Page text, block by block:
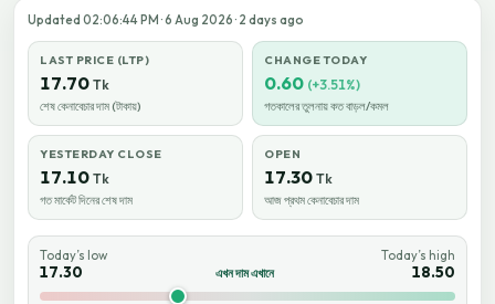
Updated 02:06:44 PM · 6 Aug 2026 · 2 days ago
LAST PRICE (LTP)
17.70 Tk
শেষ কেনাবেচার দাম (টাকায়)
CHANGE TODAY
0.60 (+3.51%)
গতকালের তুলনায় কত বাড়ল/কমল
YESTERDAY CLOSE
17.10 Tk
গত মার্কেট দিনের শেষ দাম
OPEN
17.30 Tk
আজ প্রথম কেনাবেচার দাম
Today’s low
17.30 এখন দাম এখানে
Today’s high
18.50